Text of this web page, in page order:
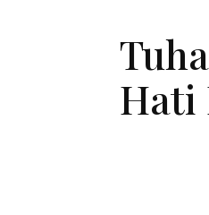
Hati